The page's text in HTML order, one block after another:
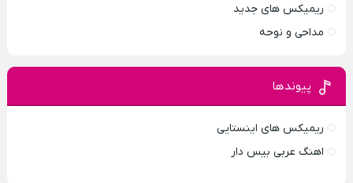
ریمیکس های جدید
مداحی و نوحه
پیوندها
ریمیکس های اینستایی
اهنگ عربی بیس دار